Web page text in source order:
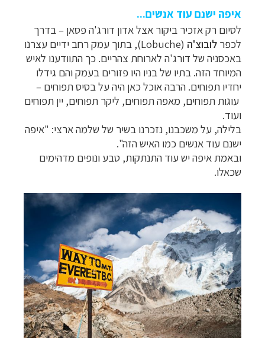
איפה ישנם עוד אנשים...
לסיום רק אזכיר ביקור אצל אדון דורג'ה פסאן – בדרך
לכפר לובוצ'ה (Lobuche)
, בתוך עמק רחב ידיים עצרנו
באכסניה של דורג'ה לארוחת צהריים. כך התוודענו לאיש
המיוחד הזה. בתיו של בניו היו פזורים בעמקוהם גידלו
יחדיו תפוחים. הרבה אוכל כאן היה על בסיס תפוחים –
עוגות תפוחים, מאפהתפוחים, ליקר תפוחים, יין תפוחים
ועוד.
בלילה, על משכבנו, נזכרנו בשיר של שלמה ארצי: "איפה
ישנם עוד אנשים כמו האיש הזה".
ובאמת איפה יש עוד התנתקות, טבע ונופים מדהימים
שכאלו.